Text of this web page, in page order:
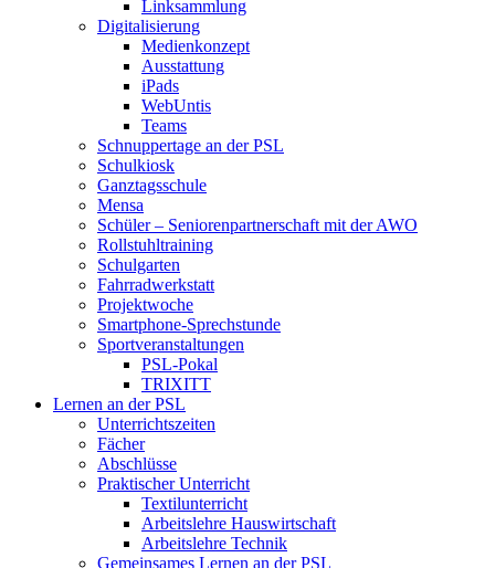
Linksammlung
Digitalisierung
Medienkonzept
Ausstattung
iPads
WebUntis
Teams
Schnuppertage an der PSL
Schulkiosk
Ganztagsschule
Mensa
Schüler – Seniorenpartnerschaft mit der AWO
Rollstuhltraining
Schulgarten
Fahrradwerkstatt
Projektwoche
Smartphone-Sprechstunde
Sportveranstaltungen
PSL-Pokal
TRIXITT
Lernen an der PSL
Unterrichtszeiten
Fächer
Abschlüsse
Praktischer Unterricht
Textilunterricht
Arbeitslehre Hauswirtschaft
Arbeitslehre Technik
Gemeinsames Lernen an der PSL​